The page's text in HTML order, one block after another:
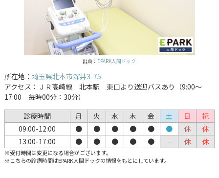
出典： EPARK人間ドック
所在地： 埼玉県北本市深井3-75
アクセス：ＪＲ高崎線 北本駅 東口より送迎バスあり（9:00～
17:00 毎時00分：30分）
診療時間
月 火 水 木 金 土 日
祝
09:00-12:00
● ● ● ● ● ● 休
休
13:00-17:00
● ● ● ● ● – 休 休
※受付時間は変更になる場合がございます。
※こちらの診療時間はEPARK人間ドックの情報をもとにしています。